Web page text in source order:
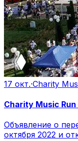
17 окт.·Charity
Charity Music
Объявление о
октября 2022 и